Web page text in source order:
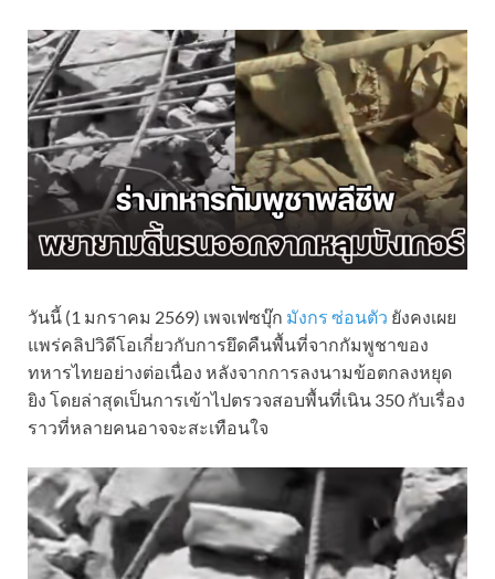
วันนี้ (1 มกราคม 2569) เพจเฟซบุ๊ก มังกร ซ่อนตัว ยังคงเผย
แพร่คลิปวิดีโอเกี่ยวกับการยึดคืนพื้นที่จากกัมพูชาของ
ทหารไทยอย่างต่อเนื่อง หลังจากการลงนามข้อตกลงหยุด
ยิง โดยล่าสุดเป็นการเข้าไปตรวจสอบพื้นที่เนิน 350 กับเรื่อง
ราวที่หลายคนอาจจะสะเทือนใจ